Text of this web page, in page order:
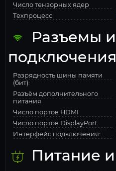
Число тензорных ядер
Техпроцесс
Разъемы и
подключения
Разрядность шины памяти
(бит):
Разъём дополнительного
питания
Число портов HDMI
Число портов DisplayPort
Интерфейс подключения:
Питание и